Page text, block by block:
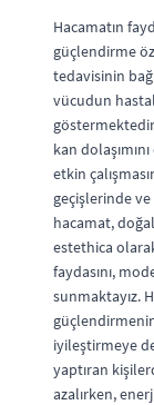
Hacamatın
güçlendirme
tedavisinin
vücudun
kan
etkin
geçişlerinde ve
hacamat,
estethica
faydasını,
sunmaktayız.
iyileştirmeye
yaptıran
azalırken,